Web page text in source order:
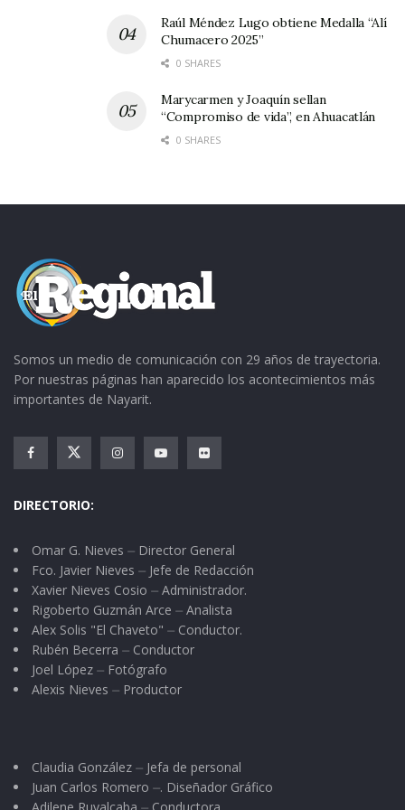
contándose entre ellos a la señora Nérida
Vargas, Presidenta de la FENINE-USA.
Raúl Méndez Lugo obtiene Medalla “Alí
Chumacero 2025”
0 SHARES
Marycarmen y Joaquín sellan
“Compromiso de vida”, en Ahuacatlán
0 SHARES
Somos un medio de comunicación con 29 años de trayectoria.
Por nuestras páginas han aparecido los acontecimientos más
importantes de Nayarit.
DIRECTORIO:
Omar G. Nieves ⏤ Director General
Fco. Javier Nieves ⏤ Jefe de Redacción
Xavier Nieves Cosio ⏤ Administrador.
Rigoberto Guzmán Arce ⏤ Analista
Alex Solis "El Chaveto" ⏤ Conductor.
Rubén Becerra ⏤ Conductor
Joel López ⏤ Fotógrafo
Alexis Nieves ⏤ Productor
Claudia González ⏤ Jefa de personal
Juan Carlos Romero ⏤. Diseñador Gráfico